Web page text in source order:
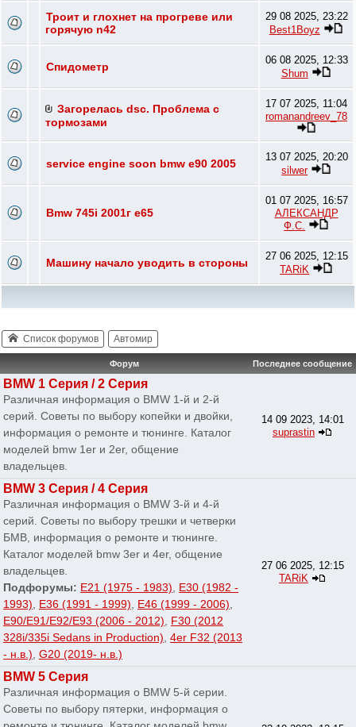
Троит и глохнет на прогреве или
горячую n42
29 08 2025, 23:22
Best1Boyz
Спидометр
06 08 2025, 12:33
Shum
Загорелась dsc. Проблема с
тормозами
17 07 2025, 11:04
romanandreev_78
service engine soon bmw e90 2005
13 07 2025, 20:20
silwer
Bmw 745i 2001г e65
01 07 2025, 16:57
АЛЕКСАНДР
Ф.С.
Машину начало уводить в стороны
27 06 2025, 12:15
TARiK
Список форумов Автомир
Форум Последнее сообщение
BMW 1 Серия / 2 Серия
Различная информация о BMW 1-й и 2-й
серий. Советы по выбору копейки и двойки,
информация о ремонте и тюнинге. Каталог
моделей bmw 1er и 2er, общение
владельцев.
14 09 2023, 14:01
suprastin
BMW 3 Серия / 4 Серия
Различная информация о BMW 3-й и 4-й
серий. Советы по выбору трешки и четверки
БМВ, информация о ремонте и тюнинге.
Каталог моделей bmw 3er и 4er, общение
владельцев.
Подфорумы: E21 (1975 - 1983), E30 (1982 -
1993), E36 (1991 - 1999), E46 (1999 - 2006),
E90/E91/E92/E93 (2006 - 2012), F30 (2012
328i/335i Sedans in Production), 4er F32 (2013
- н.в.), G20 (2019- н.в.)
27 06 2025, 12:15
TARiK
BMW 5 Серия
Различная информация о BMW 5-й серии.
Советы по выбору пятерки, информация о